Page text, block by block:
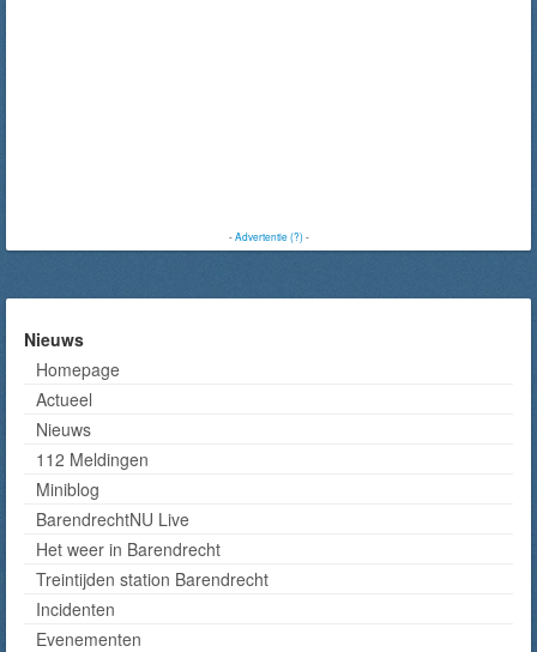
-Advertentie (?)-
Nieuws
Homepage
Actueel
Nieuws
112 Meldingen
Miniblog
BarendrechtNU Live
Het weer in Barendrecht
Treintijden station Barendrecht
Incidenten
Evenementen